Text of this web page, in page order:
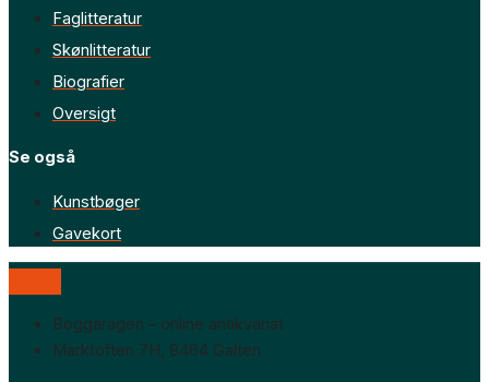
Faglitteratur
Skønlitteratur
Biografier
Oversigt
Se også
Kunstbøger
Gavekort
Boggaragen – online antikvariat
Marktoften 7H, 8464 Galten